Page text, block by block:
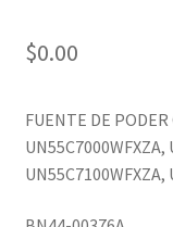
$0.00
FUENTE DE
UN55C7000WFXZA,
UN55C7100WFXZA,